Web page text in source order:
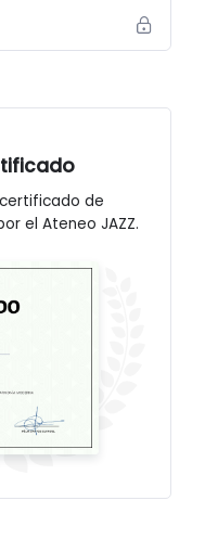
de
el Ateneo JAZZ.